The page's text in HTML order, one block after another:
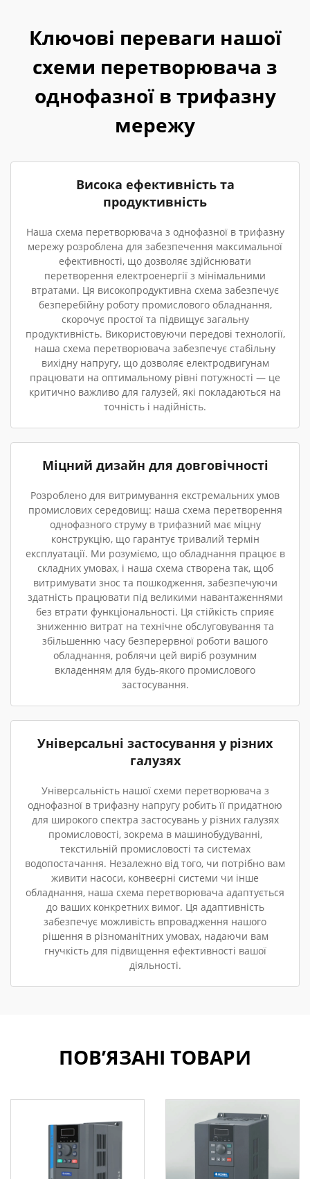
Ключові переваги нашої
схеми перетворювача з
однофазної в трифазну
мережу
Висока ефективність та
продуктивність
Наша схема перетворювача з однофазної в трифазну
мережу розроблена для забезпечення максимальної
ефективності, що дозволяє здійснювати
перетворення електроенергії з мінімальними
втратами. Ця високопродуктивна схема забезпечує
безперебійну роботу промислового обладнання,
скорочує простої та підвищує загальну
продуктивність. Використовуючи передові технології,
наша схема перетворювача забезпечує стабільну
вихідну напругу, що дозволяє електродвигунам
працювати на оптимальному рівні потужності — це
критично важливо для галузей, які покладаються на
точність і надійність.
Міцний дизайн для довговічності
Розроблено для витримування екстремальних умов
промислових середовищ: наша схема перетворення
однофазного струму в трифазний має міцну
конструкцію, що гарантує тривалий термін
експлуатації. Ми розуміємо, що обладнання працює в
складних умовах, і наша схема створена так, щоб
витримувати знос та пошкодження, забезпечуючи
здатність працювати під великими навантаженнями
без втрати функціональності. Ця стійкість сприяє
зниженню витрат на технічне обслуговування та
збільшенню часу безперервної роботи вашого
обладнання, роблячи цей виріб розумним
вкладенням для будь-якого промислового
застосування.
Універсальні застосування у різних
галузях
Універсальність нашої схеми перетворювача з
однофазної в трифазну напругу робить її придатною
для широкого спектра застосувань у різних галузях
промисловості, зокрема в машинобудуванні,
текстильній промисловості та системах
водопостачання. Незалежно від того, чи потрібно вам
живити насоси, конвеєрні системи чи інше
обладнання, наша схема перетворювача адаптується
до ваших конкретних вимог. Ця адаптивність
забезпечує можливість впровадження нашого
рішення в різноманітних умовах, надаючи вам
гнучкість для підвищення ефективності вашої
діяльності.
ПОВ’ЯЗАНІ ТОВАРИ